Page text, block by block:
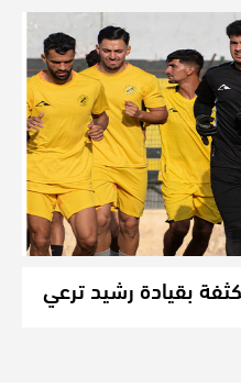
بقيادة رشيد ترعي